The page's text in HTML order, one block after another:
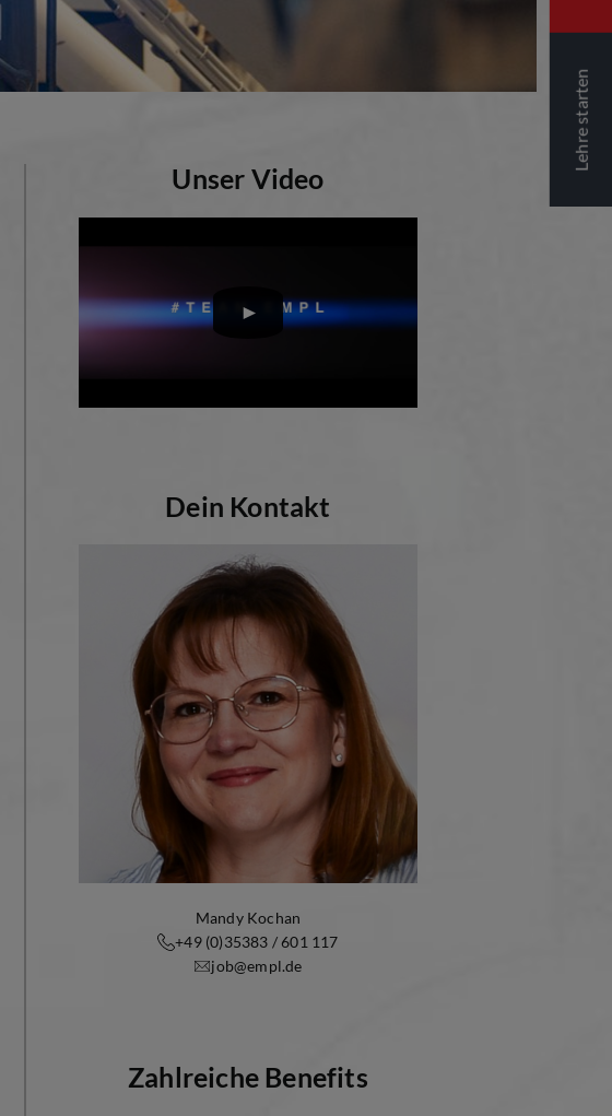
Unser Video
Dein Kontakt
Mandy Kochan
+49 (0)35383 / 601 117
job@empl.de
Zahlreiche Benefits
Lehre starten